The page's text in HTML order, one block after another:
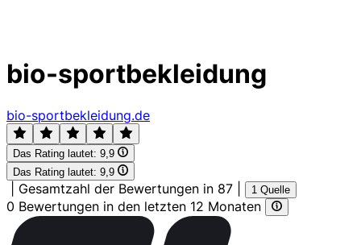
bio-sportbekleidung
bio-sportbekleidung.de
Das Rating lautet: 9,9
Das Rating lautet: 9,9
Gesamtzahl der Bewertungen in 87 1 Quelle
0 Bewertungen in den letzten 12 Monaten